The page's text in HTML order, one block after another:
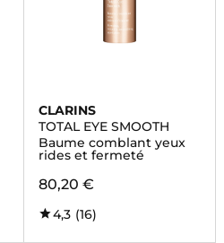
CLARINS
TOTAL EYE SMOOTH
Baume comblant yeux
rides et fermeté
80,20 €
4,3 (16)